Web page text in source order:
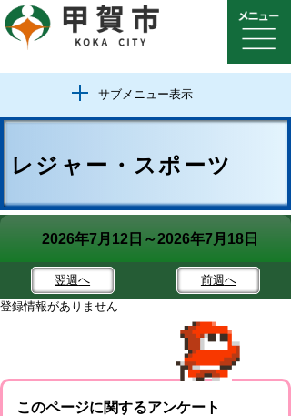
サブメニュー表示
レジャー・スポーツ
2026年7月12日～2026年7月18日
翌週へ 前週へ
登録情報がありません
このページに関するアンケート